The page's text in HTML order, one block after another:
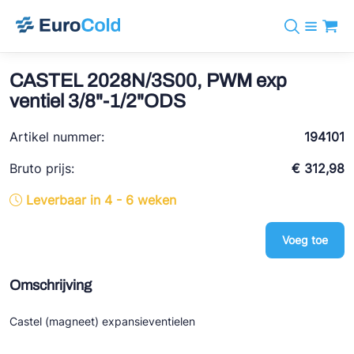
info@eurocold.nl
Merken
BOCK
REFFLEX®
Koudemiddelen
Diensten
Nieuws
Over ons
CASTEL 2028N/3S00, PWM exp
ventiel 3/8"-1/2"ODS
Artikel nummer:
194101
Bruto prijs:
€ 312,98
Leverbaar in 4 - 6 weken
Voeg toe
Omschrijving
Castel (magneet) expansieventielen